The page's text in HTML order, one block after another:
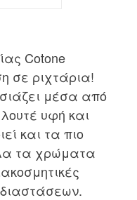
Cotone
σε ριχτάρια!
μέσα από
υφή και
και τα πιο
τα χρώματα